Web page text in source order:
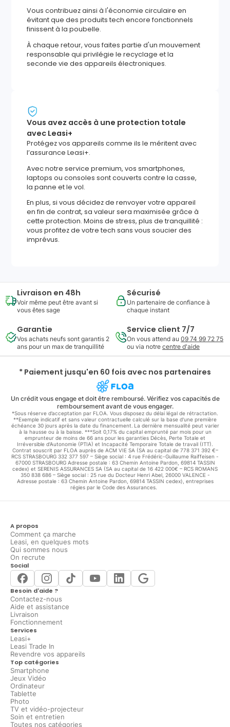
Vous contribuez ainsi à l'économie circulaire en
évitant que des produits tech encore fonctionnels
finissent à la poubelle.
À chaque retour, vous faites partie d'un mouvement
responsable qui privilégie le recyclage et la
seconde vie des appareils électroniques.
Vous avez accès à une protection totale
avec Leasi+
Protégez vos appareils comme ils le méritent avec
l’assurance Leasi+.
Avec notre service premium, vos smartphones,
laptops ou consoles sont couverts contre la casse,
la panne et le vol.
En plus, si vous décidez de renvoyer votre appareil
en fin de contrat, sa valeur sera maximisée grâce à
cette protection. Moins de stress, plus de tranquillité :
vous profitez de votre tech sans vous soucier des
imprévus.
Livraison en 48h
Voir même peut être avant si
vous êtes sage
Sécurisé
Un partenaire de confiance à
chaque instant
Garantie
Vos achats neufs sont garantis 2
ans pour un max de tranquillité
Service client 7/7
On vous attend au 09 74 99 72 75
ou via notre centre d'aide
* Paiement jusqu'en 60 fois avec nos partenaires
Un crédit vous engage et doit être remboursé. Vérifiez vos capacités de
remboursement avant de vous engager.
*Sous réserve d’acceptation par FLOA. Vous disposez du délai légal de rétractation.
**Exemple indicatif et sans valeur contractuelle calculé sur la base d'une première
échéance 30 jours après la date du financement. La dernière mensualité peut varier
à la hausse ou à la baisse. ***Soit 0,17% du capital emprunté par mois pour un
emprunteur de moins de 66 ans pour les garanties Décès, Perte Totale et
Irréversible d'Autonomie (PTIA) et Incapacité Temporaire Totale de travail (ITT).
Contrat souscrit par FLOA auprès de ACM VIE SA (SA au capital de 778 371 392 €–
RCS STRASBOURG 332 377 597 – Siège social : 4 rue Frédéric-Guillaume Raiffeisen -
67000 STRASBOURG Adresse postale : 63 Chemin Antoine Pardon, 69814 TASSIN
cedex) et SERENIS ASSURANCES SA (SA au capital de 16 422 000€ – RCS ROMANS
350 838 686 – Siège social : 25 rue du Docteur Henri Abel, 26000 VALENCE -
Adresse postale : 63 Chemin Antoine Pardon, 69814 TASSIN cedex), entreprises
régies par le Code des Assurances.
A propos
Comment ça marche
Leasi, en quelques mots
Qui sommes nous
On recrute
Social
Besoin d'aide ?
Contactez-nous
Aide et assistance
Livraison
Fonctionnement
Services
Leasi+
Leasi Trade In
Revendre vos appareils
Top catégories
Smartphone
Jeux Vidéo
Ordinateur
Tablette
Photo
TV et vidéo-projecteur
Soin et entretien
Toutes nos catégories